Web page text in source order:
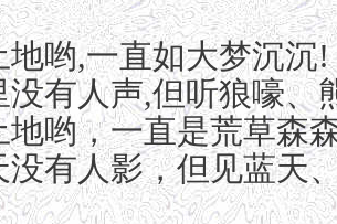
地哟,一直如大梦沉沉!
没有人声,但听狼嚎、
地哟，一直是荒草森
没有人影，但见蓝天